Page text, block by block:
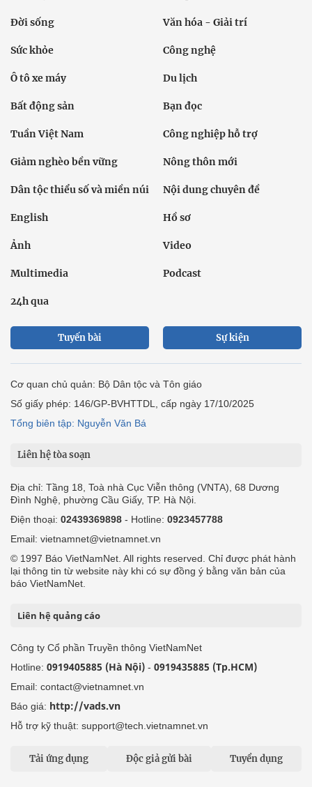
Đời sống Văn hóa - Giải trí
Sức khỏe Công nghệ
Ô tô xe máy Du lịch
Bất động sản Bạn đọc
Tuần Việt Nam Công nghiệp hỗ trợ
Giảm nghèo bền vững Nông thôn mới
Dân tộc thiểu số và miền núi Nội dung chuyên đề
English Hồ sơ
Ảnh Video
Multimedia Podcast
24h qua
Tuyến bài Sự kiện
Cơ quan chủ quản: Bộ Dân tộc và Tôn giáo
Số giấy phép: 146/GP-BVHTTDL, cấp ngày 17/10/2025
Tổng biên tập: Nguyễn Văn Bá
Liên hệ tòa soạn
Địa chỉ: Tầng 18, Toà nhà Cục Viễn thông (VNTA), 68 Dương
Đình Nghệ, phường Cầu Giấy, TP. Hà Nội.
Điện thoại: 02439369898 - Hotline: 0923457788
Email: vietnamnet@vietnamnet.vn
© 1997 Báo VietNamNet. All rights reserved. Chỉ được phát hành
lại thông tin từ website này khi có sự đồng ý bằng văn bản của
báo VietNamNet.
Liên hệ quảng cáo
Công ty Cổ phần Truyền thông VietNamNet
Hotline: 0919405885 (Hà Nội) - 0919435885 (Tp.HCM)
Email: contact@vietnamnet.vn
Báo giá: http://vads.vn
Hỗ trợ kỹ thuật: support@tech.vietnamnet.vn
Tải ứng dụng Độc giả gửi bài Tuyển dụng